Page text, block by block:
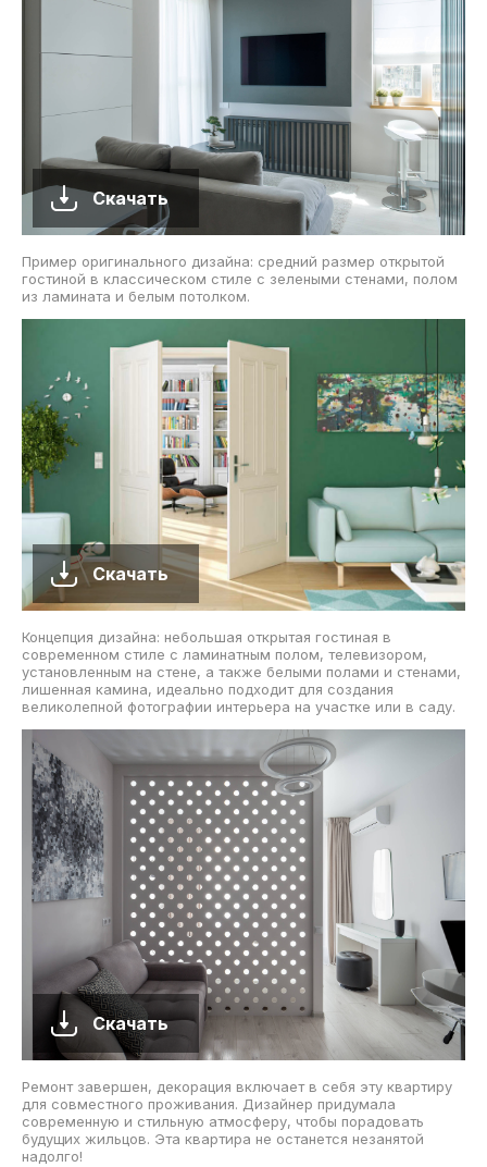
Скачать
Пример оригинального дизайна: средний размер открытой
гостиной в классическом стиле с зелеными стенами, полом
из ламината и белым потолком.
Скачать
Концепция дизайна: небольшая открытая гостиная в
современном стиле с ламинатным полом, телевизором,
установленным на стене, а также белыми полами и стенами,
лишенная камина, идеально подходит для создания
великолепной фотографии интерьера на участке или в саду.
Скачать
Ремонт завершен, декорация включает в себя эту квартиру
для совместного проживания. Дизайнер придумала
современную и стильную атмосферу, чтобы порадовать
будущих жильцов. Эта квартира не останется незанятой
надолго!